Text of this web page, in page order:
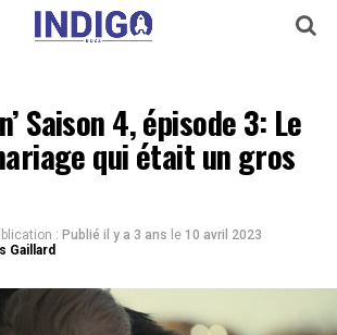
Saison 4, épisode 3: Le
qui était un gros
: Publié il y a 3 ans le 10 avril 2023
Gaillard